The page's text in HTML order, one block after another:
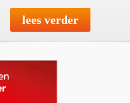
lees verder